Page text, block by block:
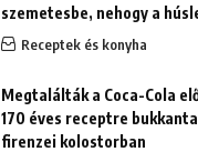
szemetesbe, nehogy a
Receptek és konyha
Megtalálták a Coca-Cola
170 éves receptre
firenzei kolostorban